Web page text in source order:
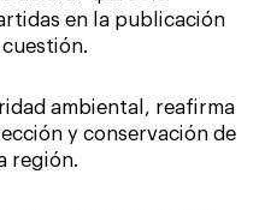
en la publicación
ambiental, reafirma
y conservación de
región.